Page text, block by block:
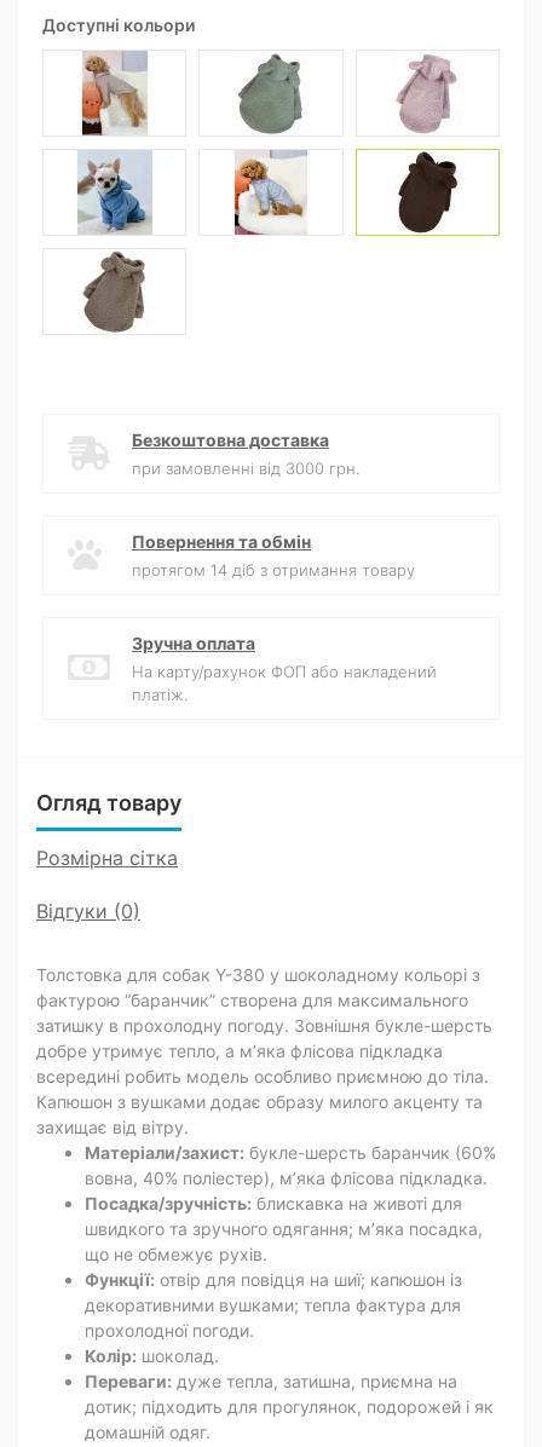
Доступні кольори
Безкоштовна доставка
при замовленні від 3000 грн.
Повернення та обмін
протягом 14 діб з отримання товару
Зручна оплата
На карту/рахунок ФОП або накладений
платіж.
Огляд товару
Розмірна сітка
Відгуки (0)
Толстовка для собак Y-380 у шоколадному кольорі з
фактурою “баранчик” створена для максимального
затишку в прохолодну погоду. Зовнішня букле-шерсть
добре утримує тепло, а м’яка флісова підкладка
всередині робить модель особливо приємною до тіла.
Капюшон з вушками додає образу милого акценту та
захищає від вітру.
Матеріали/захист: букле-шерсть баранчик (60%
вовна, 40% поліестер), м’яка флісова підкладка.
Посадка/зручність: блискавка на животі для
швидкого та зручного одягання; м’яка посадка,
що не обмежує рухів.
Функції: отвір для повідця на шиї; капюшон із
декоративними вушками; тепла фактура для
прохолодної погоди.
Колір: шоколад.
Переваги: дуже тепла, затишна, приємна на
дотик; підходить для прогулянок, подорожей і як
домашній одяг.